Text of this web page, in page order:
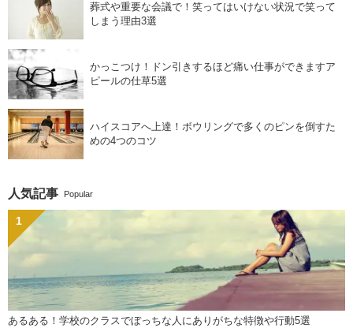
葬式や重要な会議で！笑ってはいけない状況で笑って
しまう理由3選
かっこつけ！ドン引きするほど痛い仕事ができますア
ピールの仕草5選
ハイスコアへ上達！ボウリングで多くのピンを倒すた
めの4つのコツ
人気記事 Popular
あるある！学校のクラスでぼっちな人にありがちな特徴や行動5選